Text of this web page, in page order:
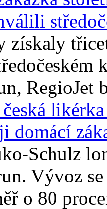
získaly
RegioJet
domácí
Schulz
Vývoz
o 80